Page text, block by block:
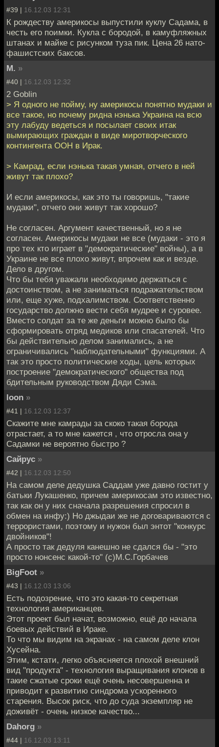
#39 | 16.12.03 12:31
К рождеству америкосы выпустили куклу Садама, в
честь его поимки. Кукла с бородой, в камуфляжных
штанах и майке с рисунком туза пик. Цена 26 нато-
фашистских баксов.
M. »
#40 | 16.12.03 12:32
2 Goblin
> Я одного не пойму, ну америкосы понятно мудаки и
все такое, но почему ридна нэнька Украина на всю
эту лабуду ведеться и посылает своих итак
вымирающих граждан в виде миротворческого
контингента ООН в Ирак.
> Камрад, если нэнька такая умная, отчего в ней
живут так плохо?
И если америкосы, как это ты говоришь, "такие
мудаки", отчего они живут так хорошо?
Не согласен. Аргумент качественный, но я не
согласен. Америкосы мудаки не все (мудаки - это я
про тех кто играет в "демократические" войны), а в
Украине не все плохо живут, впрочем как и везде.
Дело в другом.
Что бы тебя уважали необходимо держаться с
достоинством, а не заниматься подражательством
или, еще хуже, подхалимством. Соответственно
государство должно вести себя мудрее и суровее.
Вместо солдат за те же деньги можно было бы
сформировать отряд медиков или спасателей. Что
бы действительно делом занимались, а не
ограничивались "наблюдательными" функциями. А
так это просто политические ходы, цель которых
построение "демократического" общества под
бдительным руководством Дяди Сэма.
loon »
#41 | 16.12.03 12:37
Скажите мне камрады за скоко такая борода
отрастает, а то мне кажется , что отросла она у
Садамки не вероятно быстро ?
Сайрус »
#42 | 16.12.03 12:50
На самом деле дедушка Саддам уже давно гостит у
батьки Лукашенко, причем америкосам это известно,
так как он у них сначала разрешения спросил в
обмен на инфу:) Но джыдаи же не договариваются с
террористами, поэтому и нужон был энтот "конкурс
двойников"!
А просто так дедуля канешно не сдался бы - "это
просто нонсенс какой-то" (с)М.С.Горбачев
BigFoot »
#43 | 16.12.03 13:06
Есть подозрение, что это какая-то секретная
технология американцев.
Этот проект был начат, возможно, ещё до начала
боевых действий в Ираке.
То что мы видим на экранах - на самом деле клон
Хусейна.
Этим, кстати, легко объясняется плохой внешний
вид "продукта" - технология выращивания клонов в
такие сжатые сроки ещё очень несовершенна и
приводит к развитию синдрома ускоренного
старения. Высок риск, что до суда экземпляр не
доживёт - очень низкое качество...
Dahorg »
#44 | 16.12.03 13:11